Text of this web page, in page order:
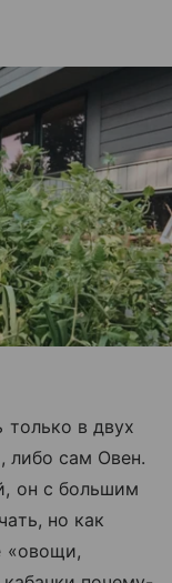
в двух
либо сам Овен.
он с большим
но как
«овощи,